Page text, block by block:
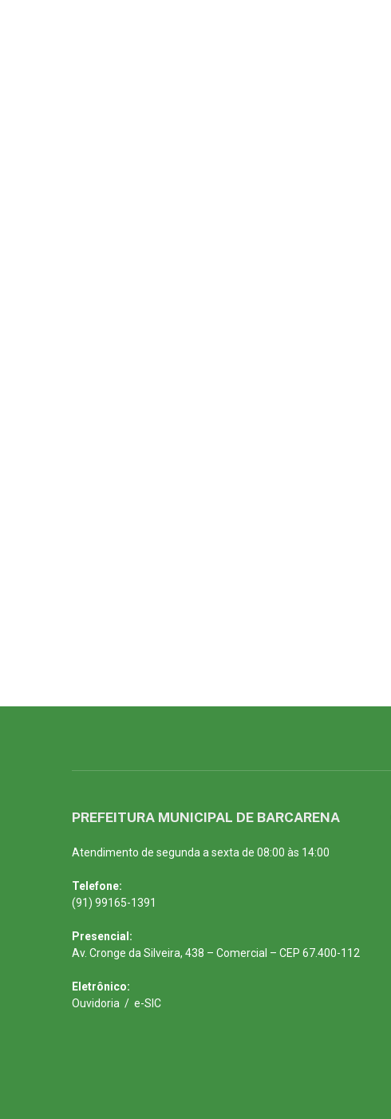
PREFEITURA MUNICIPAL DE BARCARENA
Atendimento de segunda a sexta de 08:00 às 14:00
Telefone:
(91) 99165-1391
Presencial:
Av. Cronge da Silveira, 438 – Comercial – CEP 67.400-112
Eletrônico:
Ouvidoria / e-SIC